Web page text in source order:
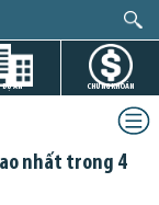
DỰ ÁN CHỨNG KHOÁN
nhất trong 4